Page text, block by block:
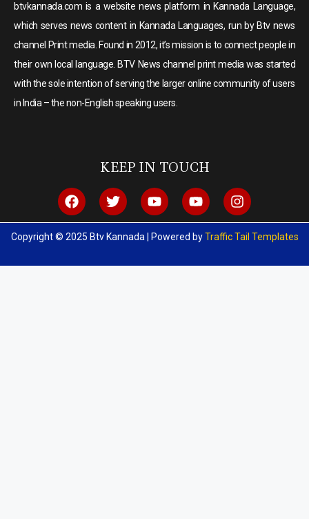
btvkannada.com is a website news platform in Kannada Language,
which serves news content in Kannada Languages, run by Btv news
channel Print media. Found in 2012, it’s mission is to connect people in
their own local language. BTV News channel print media was started
with the sole intention of serving the larger online community of users
in India – the non-English speaking users.
KEEP IN TOUCH
Copyright © 2025 Btv Kannada | Powered byTraffic Tail Templates